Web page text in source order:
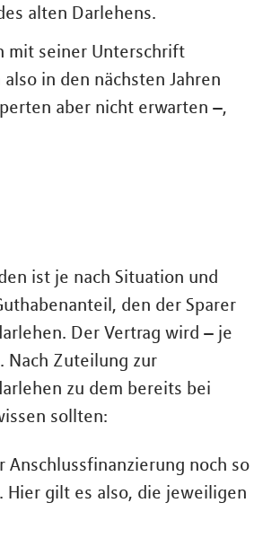
alten Darlehens.
mit seiner Unterschrift
in den nächsten Jahren
aber nicht erwarten –,
ist je nach Situation und
den der Sparer
Der Vertrag wird – je
Nach Zuteilung zur
zu dem bereits bei
sollten:
Anschlussfinanzierung noch so
Hier gilt es also, die jeweiligen